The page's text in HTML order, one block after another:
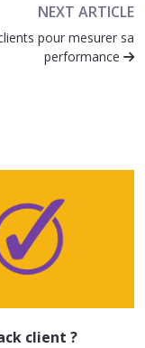
NEXT ARTICLE
pour mesurer sa
performance
client ?